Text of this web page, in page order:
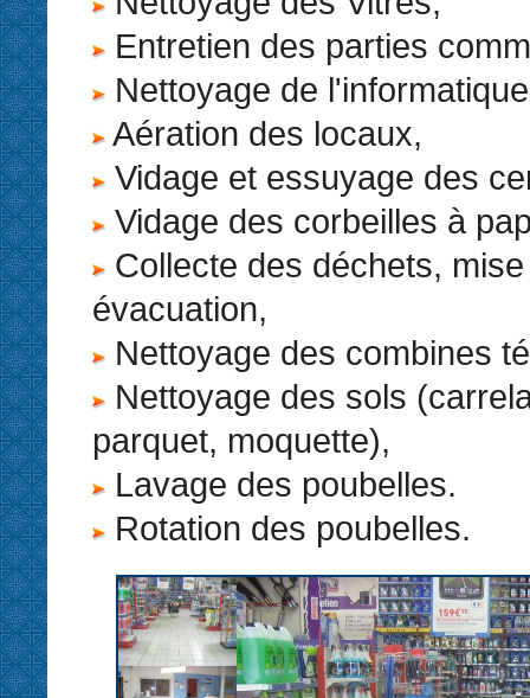
Entretien des parties
Nettoyage de
Aération des locaux,
Vidage et essuyage des
Vidage des corbeilles à
Collecte des déchets,
évacuation,
Nettoyage des combines
Nettoyage des sols
parquet, moquette),
Lavage des poubelles.
Rotation des poubelles.